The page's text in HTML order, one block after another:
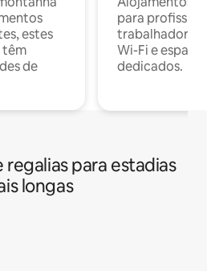
estes
têm
de
para
trabalhadores
Wi-Fi e
dedicados.
para estadias
longas